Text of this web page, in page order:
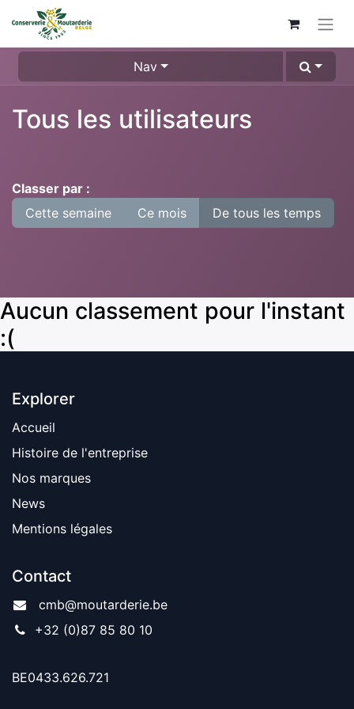
Nav
Tous les utilisateurs
Classer par :
Cette semaine
Ce mois De tous les temps
Aucun classement pour l'instant
:(
Explorer
Accueil
Histoire de l'entreprise
Nos marques
News
Mentions légales
Contact
cmb@moutarderie.be
+32 (0)87 85 80 10
BE0433.626.721